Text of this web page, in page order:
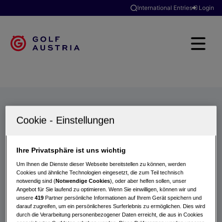
International Entries Login
Turniere
Ihre Privatsphäre ist uns wichtig
Um Ihnen die Dienste dieser Webseite bereitstellen zu können, werden
Cookies und ähnliche Technologien eingesetzt, die zum Teil technisch
notwendig sind (Notwendige Cookies), oder aber helfen sollen, unser
Angebot für Sie laufend zu optimieren. Wenn Sie einwilligen, können wir und
unsere419 Partner persönliche Informationen auf Ihrem Gerät speichern und
darauf zugreifen, um ein persönlicheres Surferlebnis zu ermöglichen. Dies wird
durch die Verarbeitung personenbezogener Daten erreicht, die aus in Cookies